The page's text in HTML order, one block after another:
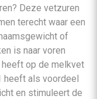
Deze vetzuren
terecht waar een
of
is naar voren
op de melkvet
heeft als voordeel
en stimuleert de